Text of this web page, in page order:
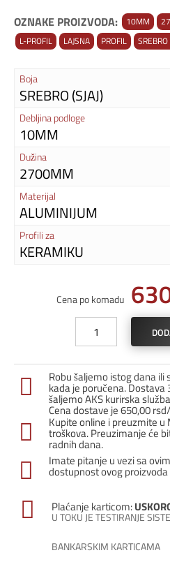
OZNAKE PROIZVODA: 10MM
L-PROFIL
LAJSNA PROFIL SREBRO
Boja
SREBRO (SJAJ)
Debljina podloge
10MM
Dužina
2700MM
Materijal
ALUMINIJUM
Profili za
KERAMIKU
Cena po komadu
profil
10
/
Srebro
sjaj
količina
Robu šaljemo istog dana
kada je poručena.
šaljemo AKS kurirska
Cena dostave je 650,00
Kupite online i preuzmite
troškova. Preuzimanje će
radnih dana.
Imate pitanje u vezi sa
dostupnost ovog
Plaćanje karticom:
U TOKU JE TESTIRANJE
BANKARSKIM KARTICAMA